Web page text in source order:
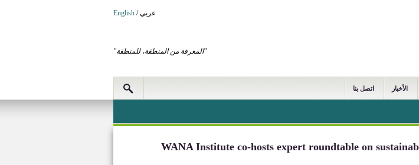
عربي/
English
"المعرفة من المنطقة، للمنطقة"
الأخبار اتصل بنا
WANA Institute co-hosts expert roundtable on